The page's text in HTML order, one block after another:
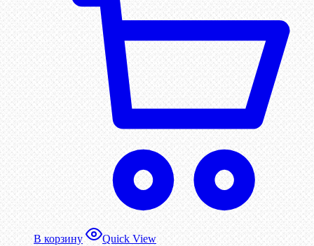
В корзину Quick View